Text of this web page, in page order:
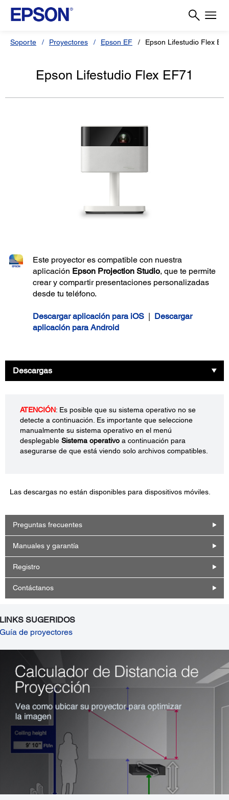
Soporte Proyectores Epson EF Epson Lifestudio Flex
Epson Lifestudio Flex EF71
Este proyector es compatible con nuestra
aplicación Epson Projection Studio, que te permite
crear y compartir presentaciones personalizadas
desde tu teléfono.
Descargar aplicación para iOS | Descargar
aplicación para Android
Descargas
ATENCIÓN: Es posible que su sistema operativo no se
detecte a continuación. Es importante que seleccione
manualmente su sistema operativo en el menú
desplegable Sistema operativo a continuación para
asegurarse de que está viendo solo archivos compatibles.
Las descargas no están disponibles para dispositivos móviles.
Preguntas frecuentes
Manuales y garantía
Registro
Contáctanos
LINKS SUGERIDOS
Guía de proyectores